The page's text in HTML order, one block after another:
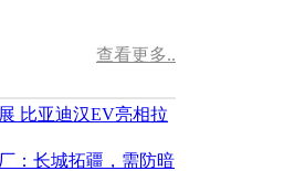
查看更多..
比亚迪汉EV亮相拉
：长城拓疆，需防暗